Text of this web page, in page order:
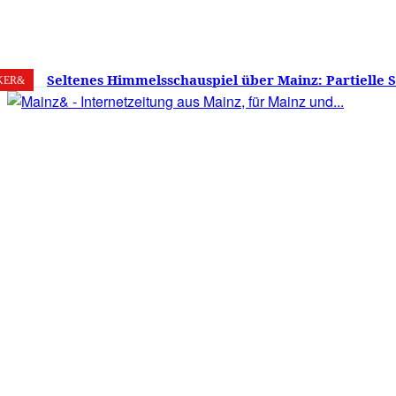
6. August 2026 26.2 Mainz
Seltenes Himmelsschauspiel über Mainz: Partielle
am 12. August 2026 – Sonne zu etwa 88 Prozent